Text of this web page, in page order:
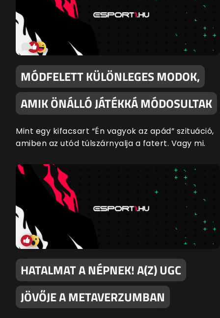
MÓDFELETT KÜLÖNLEGES MODOK,
AMIK ÖNÁLLÓ JÁTÉKKÁ MÓDOSULTAK
Mint egy kifacsart “Én vagyok az apád” szituáció,
amiben az utód túlszárnyalja a fatert. Vagy mi.
HATALMAT A NÉPNEK! A(Z) UGC
JÖVŐJE A METAVERZUMBAN